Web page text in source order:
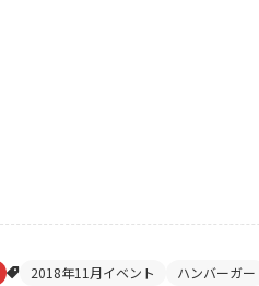
2018年11月イベント ハンバーガー